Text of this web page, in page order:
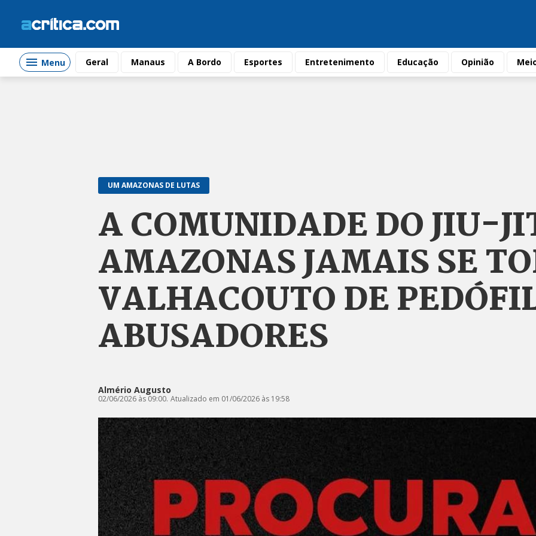
Menu Geral Manaus A Bordo Esportes Entretenimento Educação Opinião
UM AMAZONAS DE LUTAS
A COMUNIDADE DO JIU-
AMAZONAS JAMAIS SE
VALHACOUTO DE
ABUSADORES
Almério Augusto
02/06/2026 às 09:00. Atualizado em 01/06/2026 às 19:58